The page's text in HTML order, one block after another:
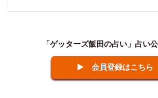
「ゲッターズ飯田の占い」占い
▶ 会員登録はこちら